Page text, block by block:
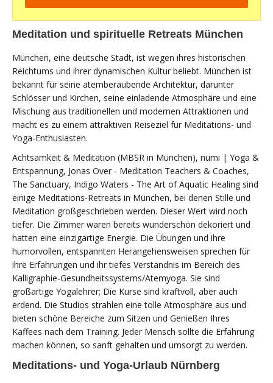
Meditation und spirituelle Retreats München
München, eine deutsche Stadt, ist wegen ihres historischen
Reichtums und ihrer dynamischen Kultur beliebt. München ist
bekannt für seine atemberaubende Architektur, darunter
Schlösser und Kirchen, seine einladende Atmosphäre und eine
Mischung aus traditionellen und modernen Attraktionen und
macht es zu einem attraktiven Reiseziel für Meditations- und
Yoga-Enthusiasten.
Achtsamkeit & Meditation (MBSR in München), numi | Yoga &
Entspannung, Jonas Over - Meditation Teachers & Coaches,
The Sanctuary, Indigo Waters - The Art of Aquatic Healing sind
einige Meditations-Retreats in München, bei denen Stille und
Meditation großgeschrieben werden. Dieser Wert wird noch
tiefer. Die Zimmer waren bereits wunderschön dekoriert und
hatten eine einzigartige Energie. Die Übungen und ihre
humorvollen, entspannten Herangehensweisen sprechen für
ihre Erfahrungen und ihr tiefes Verständnis im Bereich des
Kalligraphie-Gesundheitssystems/Atemyoga. Sie sind
großartige Yogalehrer; Die Kurse sind kraftvoll, aber auch
erdend. Die Studios strahlen eine tolle Atmosphäre aus und
bieten schöne Bereiche zum Sitzen und Genießen Ihres
Kaffees nach dem Training. Jeder Mensch sollte die Erfahrung
machen können, so sanft gehalten und umsorgt zu werden.
Meditations- und Yoga-Urlaub Nürnberg